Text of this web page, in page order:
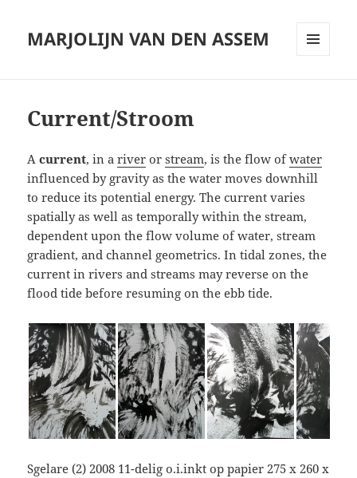
MARJOLIJN VAN DEN ASSEM
Current/Stroom
Acurrent, in ariver orstream, is the flow ofwater
influenced by gravity as the water moves downhill
to reduce its potential energy. The current varies
spatially as well as temporally within the stream,
dependent upon the flow volume of water, stream
gradient, and channel geometrics. In tidal zones, the
current in rivers and streams may reverse on the
flood tide before resuming on the ebb tide.
Sgelare (2) 2008 11-delig o.i.inkt op papier 275 x 260 x